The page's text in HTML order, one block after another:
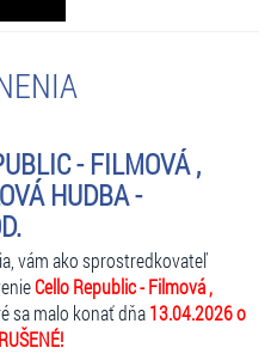
- FILMOVÁ ,
HUDBA -
vám ako sprostredkovateľ
Cello Republic - Filmová ,
sa malo konať dňa13.04.2026 o